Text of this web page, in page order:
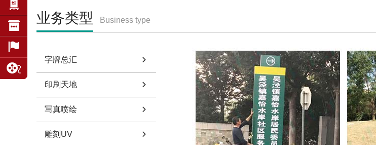
业务类型 Business type
字牌总汇
印刷天地
写真喷绘
雕刻UV